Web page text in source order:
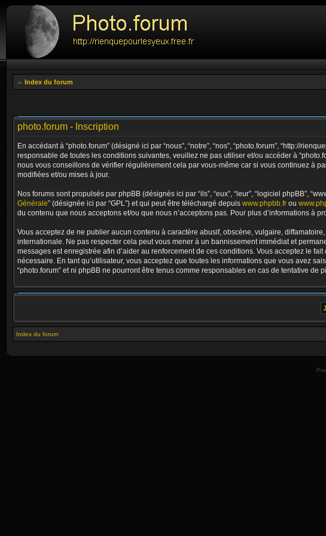
Index du forum
photo.forum - Inscription
En accédant à “photo.forum” (désigné ici par “nous”, “notre”, “nos”, “photo.forum”, “http://
responsable de toutes les conditions suivantes, veuillez ne pas utiliser et/ou accéder à
nous vous conseillons de vérifier régulièrement cela par vous-même car si vous continuez à
modifiées et/ou mises à jour.
Nos forums sont propulsés par phpBB (désignés ici par “ils”, “eux”, “leur”, “logiciel phpBB”,
Générale” (désignée ici par “GPL”) et qui peut être téléchargé depuis www.phpbb.fr ou
du contenu que nous acceptons et/ou que nous n’acceptons pas. Pour plus d’informations à
Vous acceptez de ne publier aucun contenu à caractère abusif, obscène, vulgaire,
internationale. Ne pas respecter cela peut vous mener à un bannissement immédiat et
messages est enregistrée afin d’aider au renforcement de ces conditions. Vous acceptez le
nécessaire. En tant qu’utilisateur, vous acceptez que toutes les informations que vous avez
“photo.forum” et ni phpBB ne pourront être tenus comme responsables en cas de tentative de
Index du forum